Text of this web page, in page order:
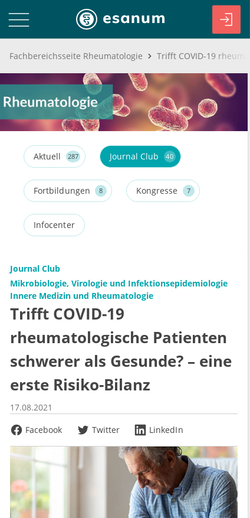
Fachbereichsseite Rheumatologie
Aktuell 287 Journal Club 40
Fortbildungen 8 Kongresse 7
Infocenter
Journal Club
Mikrobiologie, Virologie und Infektionsepidemiologie
Innere Medizin und Rheumatologie
Trifft COVID-19
rheumatologische Patienten
schwerer als Gesunde? – eine
erste Risiko-Bilanz
17.08.2021
Facebook
Twitter LinkedIn